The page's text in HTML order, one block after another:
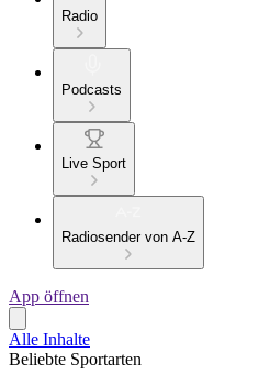
Radio
Podcasts
Live Sport
Radiosender von A-Z
App öffnen
Alle Inhalte
Beliebte Sportarten